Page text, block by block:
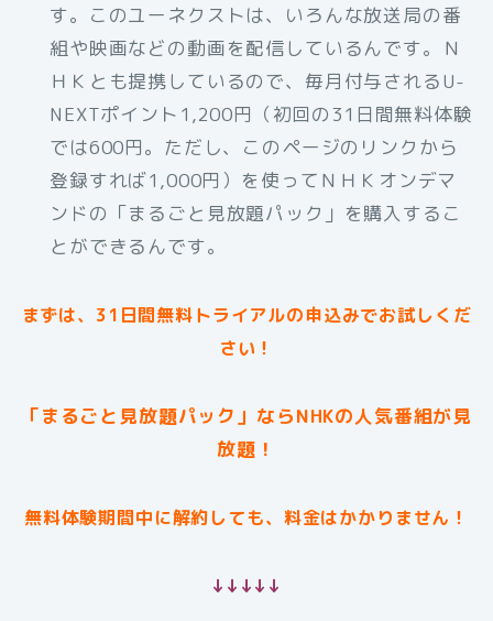
す。このユーネクストは、いろんな放送局の番
組や映画などの動画を配信しているんです。Ｎ
ＨＫとも提携しているので、毎月付与されるU-
NEXTポイント1,200円（初回の31日間無料体験
では600円。ただし、このページのリンクから
登録すれば1,000円）を使ってＮＨＫオンデマ
ンドの「まるごと見放題パック」を購入するこ
とができるんです。
まずは、31日間無料トライアルの申込みでお試しくだ
さい！
「まるごと見放題パック」ならNHKの人気番組が見
放題！
無料体験期間中に解約しても、料金はかかりません！
↓↓↓↓↓